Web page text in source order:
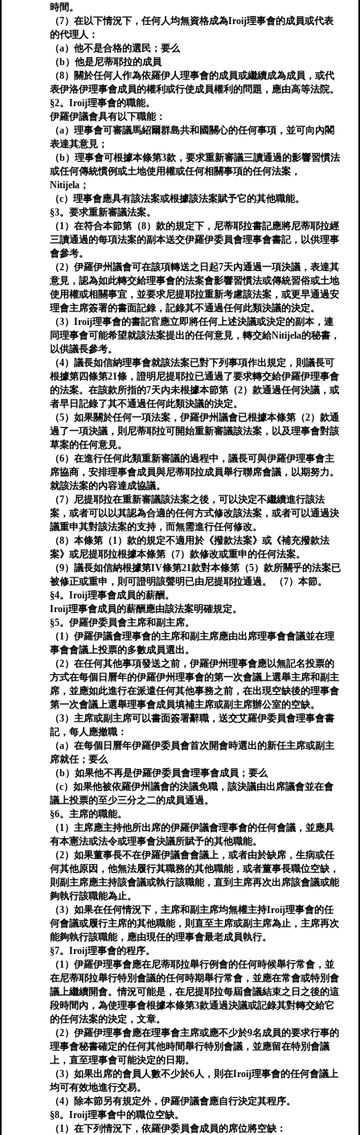
時間。
（7）在以下情況下，任何人均無資格成為Iroij理事會的成員或代表
的代理人：
（a）他不是合格的選民；要么
（b）他是尼蒂耶拉的成員
（8）關於任何人作為依羅伊人理事會的成員或繼續成為成員，或代
表伊洛伊理事會成員的權利或行使成員權利的問題，應由高等法院。
§2。Iroij理事會的職能。
伊羅伊議會具有以下職能：
（a）理事會可審議馬紹爾群島共和國關心的任何事項，並可向內閣
表達其意見；
（b）理事會可根據本條第3款，要求重新審議三讀通過的影響習慣法
或任何傳統慣例或土地使用權或任何相關事項的任何法案，
Nitijela；
（c）理事會應具有該法案或根據該法案賦予它的其他職能。
§3。要求重新審議法案。
（1）在符合本節第（8）款的規定下，尼蒂耶拉書記應將尼蒂耶拉經
三讀通過的每項法案的副本送交伊羅伊委員會理事會書記，以供理事
會參考。
（2）伊羅伊州議會可在該項轉送之日起7天內通過一項決議，表達其
意見，認為如此轉交給理事會的法案會影響習慣法或傳統習俗或土地
使用權或相關事宜，並要求尼提耶拉重新考慮該法案，或更早通過安
理會主席簽署的書面記錄，記錄其不通過任何此類決議的決定。
（3）Iroij理事會的書記官應立即將任何上述決議或決定的副本，連
同理事會可能希望就該法案提出的任何意見，轉交給Nitijela的秘書，
以供議長參考。
（4）議長如信納理事會就該法案已對下列事項作出規定，則議長可
根據第四條第21條，證明尼提耶拉已通過了要求轉交給伊羅伊理事會
的法案。在該款所指的7天內未根據本節第（2）款通過任何決議，或
者早日記錄了其不通過任何此類決議的決定。
（5）如果關於任何一項法案，伊羅伊州議會已根據本條第（2）款通
過了一項決議，則尼蒂耶拉可開始重新審議該法案，以及理事會對該
草案的任何意見。
（6）在進行任何此類重新審議的過程中，議長可與伊羅伊理事會主
席協商，安排理事會成員與尼蒂耶拉成員舉行聯席會議，以期努力。
就該法案的內容達成協議。
（7）尼提耶拉在重新審議該法案之後，可以決定不繼續進行該法
案，或者可以以其認為合適的任何方式修改該法案，或者可以通過決
議重申其對該法案的支持，而無需進行任何修改。
（8）本條第（1）款的規定不適用於《撥款法案》或《補充撥款法
案》或尼提耶拉根據本條第（7）款修改或重申的任何法案。
（9）議長如信納根據第IV條第21款對本條第（5）款所關乎的法案已
被修正或重申，則可證明該聲明已由尼提耶拉通過。 （7）本節。
§4。Iroij理事會成員的薪酬。
Iroij理事會成員的薪酬應由該法案明確規定。
§5。伊羅伊委員會主席和副主席。
（1）伊羅伊議會理事會的主席和副主席應由出席理事會會議並在理
事會會議上投票的多數成員選出。
（2）在任何其他事項發送之前，伊羅伊州理事會應以無記名投票的
方式在每個日曆年的伊羅伊州理事會的第一次會議上選舉主席和副主
席，並應如此進行在派遣任何其他事務之前，在出現空缺後的理事會
第一次會議上選舉理事會成員填補主席或副主席辦公室的空缺。
（3）主席或副主席可以書面簽署辭職，送交艾羅伊委員會理事會書
記，每人應撤職：
（a）在每個日曆年伊羅伊委員會首次開會時選出的新任主席或副主
席就任；要么
（b）如果他不再是伊羅伊委員會理事會成員；要么
（c）如果他被依羅伊州議會的決議免職，該決議由出席議會並在會
議上投票的至少三分之二的成員通過。
§6。主席的職能。
（1）主席應主持他所出席的伊羅伊議會理事會的任何會議，並應具
有本憲法或法令或理事會決議所賦予的其他職能。
（2）如果董事長不在伊羅伊議會會議上，或者由於缺席，生病或任
何其他原因，他無法履行其職務的其他職能，或者董事長職位空缺，
則副主席應主持該會議或執行該職能，直到主席再次出席該會議或能
夠執行該職能為止。
（3）如果在任何情況下，主席和副主席均無權主持Iroij理事會的任
何會議或履行主席的其他職能，則直至主席或副主席為止，主席再次
能夠執行該職能，應由現任的理事會最老成員執行。
§7。Iroij理事會的程序。
（1）伊羅伊理事會應在尼蒂耶拉舉行例會的任何時候舉行常會，並
在尼蒂耶拉舉行特別會議的任何時期舉行常會，並應在常會或特別會
議上繼續開會。情況可能是，在尼提耶拉每屆會議結束之日之後的這
段時間內，為使理事會根據本條第3款通過決議或記錄其對轉交給它
的任何法案的決定，文章。
（2）伊羅伊理事會應在理事會主席或應不少於9名成員的要求行事的
理事會秘書確定的任何其他時間舉行特別會議，並應留在特別會議
上，直至理事會可能決定的日期。
（3）如果出席的會員人數不少於6人，則在Iroij理事會的任何會議上
均可有效地進行交易。
（4）除本節另有規定外，伊羅伊議會應自行決定其程序。
§8。Iroij理事會中的職位空缺。
（1）在下列情況下，依羅伊委員會成員的席位將空缺：